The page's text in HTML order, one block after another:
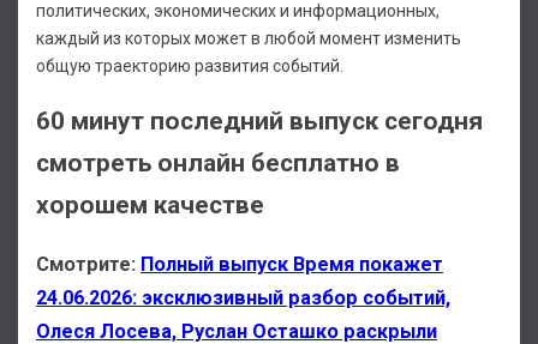
политических, экономических и информационных,
каждый из которых может в любой момент изменить
общую траекторию развития событий.
60 минут последний выпуск сегодня
смотреть онлайн бесплатно в
хорошем качестве
Смотрите: Полный выпуск Время покажет
24.06.2026: эксклюзивный разбор событий,
Олеся Лосева, Руслан Осташко раскрыли